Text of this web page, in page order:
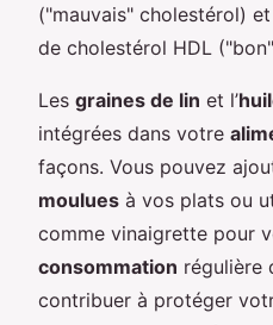
("mauvais" cholestérol)
de cholestérol HDL
Les graines de lin et l’
intégrées dans votre
façons. Vous pouvez
moulues à vos plats ou
comme vinaigrette pour
consommation régulière
contribuer à protéger